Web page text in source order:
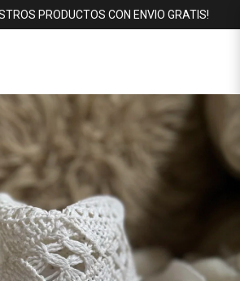
PRODUCTOS CON ENVIO GRATIS!